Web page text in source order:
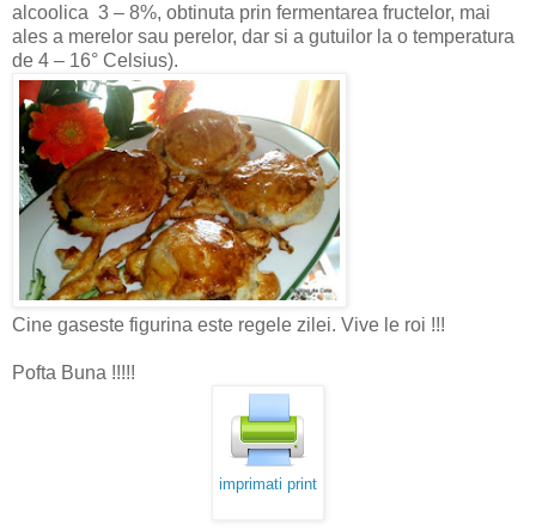
alcoolica 3 – 8%, obtinuta prin fermentarea fructelor, mai
ales a merelor sau perelor, dar si a gutuilor la o temperatura
de 4 – 16° Celsius).
Cine gaseste figurina este regele zilei. Vive le roi !!!
Pofta Buna !!!!!
imprimati print